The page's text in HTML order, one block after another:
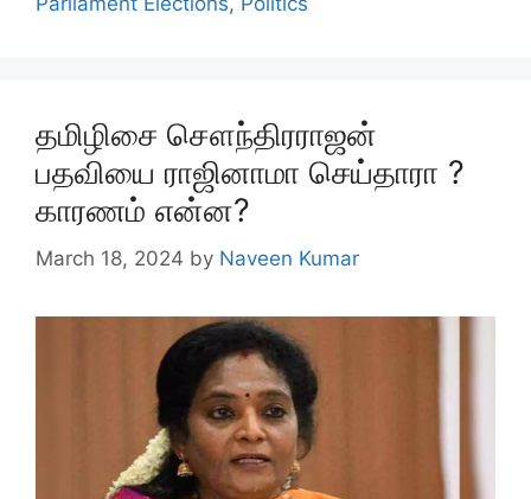
தமிழிசை சௌந்திரராஜன்
பதவியை ராஜினாமா செய்தாரா ?
காரணம் என்ன?
March 18, 2024 by Naveen Kumar